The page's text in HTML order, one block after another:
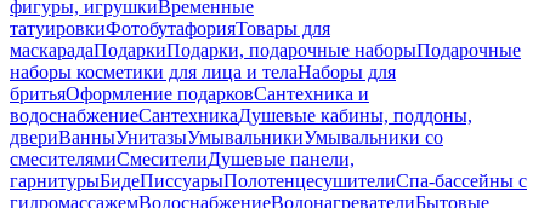
фигуры, игрушкиВременные
татуировкиФотобутафорияТовары для
маскарадаПодаркиПодарки, подарочные наборыПодарочные
наборы косметики для лица и телаНаборы для
бритьяОформление подарковСантехника и
водоснабжениеСантехникаДушевые кабины, поддоны,
двериВанныУнитазыУмывальникиУмывальники со
смесителямиСмесителиДушевые панели,
гарнитурыБидеПиссуарыПолотенцесушителиСпа-бассейны с
гидромассажемВодоснабжениеВодонагревателиБытовые